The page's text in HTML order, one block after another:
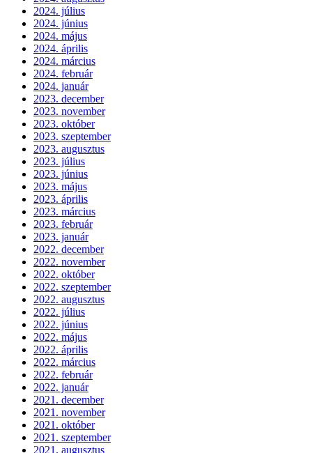
2024. július
2024. június
2024. május
2024. április
2024. március
2024. február
2024. január
2023. december
2023. november
2023. október
2023. szeptember
2023. augusztus
2023. július
2023. június
2023. május
2023. április
2023. március
2023. február
2023. január
2022. december
2022. november
2022. október
2022. szeptember
2022. augusztus
2022. július
2022. június
2022. május
2022. április
2022. március
2022. február
2022. január
2021. december
2021. november
2021. október
2021. szeptember
2021. augusztus